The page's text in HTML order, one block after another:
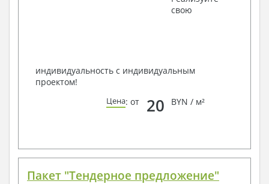
наших специалистов, Вы можете любым
свою
индивидуальность с индивидуальным
проектом!
Цена: от 20 BYN / м²
Пакет "Тендерное предложение"